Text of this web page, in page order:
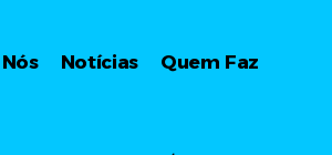
Notícias Quem Faz